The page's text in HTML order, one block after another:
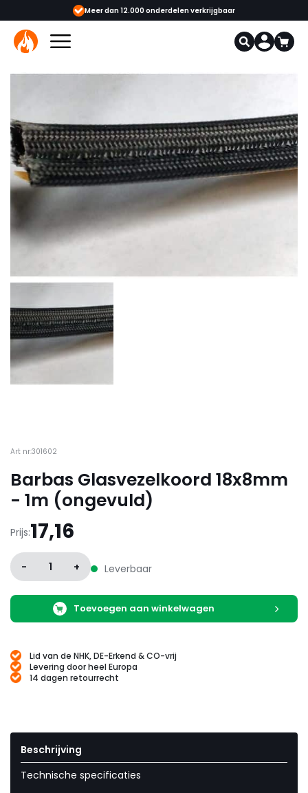
Meer dan 12.000 onderdelen verkrijgbaar
Art nr:301602
Barbas Glasvezelkoord 18x8mm
- 1m (ongevuld)
Prijs:17,16
- 1 + Leverbaar
Toevoegen aan winkelwagen
Lid van de NHK, DE-Erkend & CO-vrij
Levering door heel Europa
14 dagen retourrecht
Beschrijving
Technische specificaties